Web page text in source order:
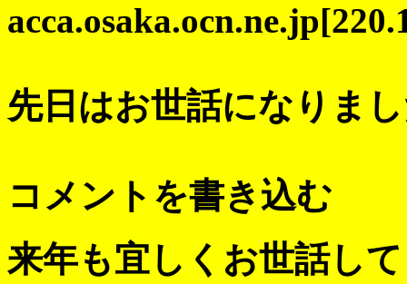
先日はお世話になりま
コメントを書き込む
来年も宜しくお世話し